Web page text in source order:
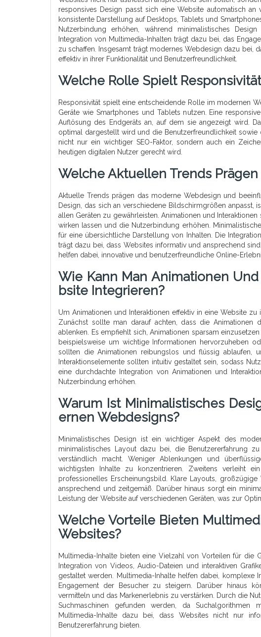
responsives Design passt sich eine Website automatisch
konsistente Darstellung auf Desktops, Tablets und
Nutzerbindung erhöhen, während minimalistisches
Integration von Multimedia-Inhalten trägt dazu bei, das
zu schaffen. Insgesamt trägt modernes Webdesign dazu bei,
effektiv in ihrer Funktionalität und Benutzerfreundlichkeit.
Welche Rolle Spielt
Responsivität spielt eine entscheidende Rolle im modernen
Geräte wie Smartphones und Tablets nutzen. Eine
Auflösung des Endgeräts an, auf dem sie angezeigt wird.
optimal dargestellt wird und die Benutzerfreundlichkeit
nicht nur ein wichtiger SEO-Faktor, sondern auch ein
heutigen digitalen Nutzer gerecht wird.
Welche Aktuellen Trends
Aktuelle Trends prägen das moderne Webdesign und
Design, das sich an verschiedene Bildschirmgrößen
allen Geräten zu gewährleisten. Animationen und
wirken lassen und die Nutzerbindung erhöhen.
für eine übersichtliche Darstellung von Inhalten. Die
trägt dazu bei, dass Websites informativ und ansprechend
helfen dabei, innovative und benutzerfreundliche Online-
Wie Kann Man Animationen
Bsite Integrieren?
Um Animationen und Interaktionen effektiv in eine Website
Zunächst sollte man darauf achten, dass die Animationen
ablenken. Es empfiehlt sich, Animationen sparsam
beispielsweise um wichtige Informationen hervorzuheben
sollten die Animationen reibungslos und flüssig ablaufen,
Interaktionselemente sollten intuitiv gestaltet sein, sodass
eine durchdachte Integration von Animationen und
Nutzerbindung erhöhen.
Warum Ist Minimalistisches
Ernen Webdesigns?
Minimalistisches Design ist ein wichtiger Aspekt des
minimalistisches Layout dazu bei, die Benutzererfahrung
verständlich macht. Weniger Ablenkungen und
wichtigsten Inhalte zu konzentrieren. Zweitens verleiht
professionelles Erscheinungsbild. Klare Layouts,
ansprechend und zeitgemäß. Darüber hinaus sorgt ein
Leistung der Website auf verschiedenen Geräten, was zur
Welche Vorteile Bieten
Websites?
Multimedia-Inhalte bieten eine Vielzahl von Vorteilen für
Integration von Videos, Audio-Dateien und interaktiven
gestaltet werden. Multimedia-Inhalte helfen dabei, komplexe
Engagement der Besucher zu steigern. Darüber hinaus
vermitteln und das Markenerlebnis zu verstärken. Durch die
Suchmaschinen gefunden werden, da Suchalgorithmen
Multimedia-Inhalte dazu bei, dass Websites nicht nur
Benutzererfahrung bieten.